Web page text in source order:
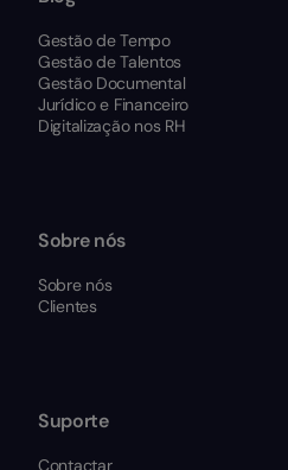
Gestão de Tempo
Gestão de Talentos
Gestão Documental
Jurídico e Financeiro
Digitalização nos RH
Sobre nós
Sobre nós
Clientes
Suporte
Contactar